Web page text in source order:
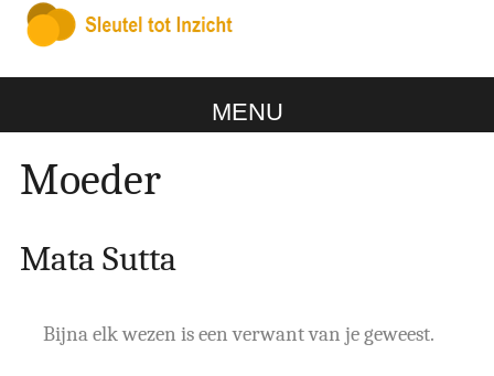
MENU
Moeder
Mata Sutta
Bijna elk wezen is een verwant van je geweest.